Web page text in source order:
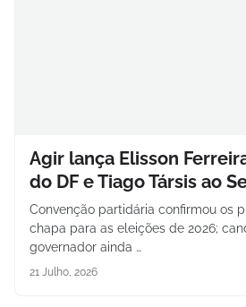
Agir lança Elisson
do DF e Tiago Társis ao
Convenção partidária confirmou os
chapa para as eleições de 2026;
governador ainda …
21 Julho, 2026